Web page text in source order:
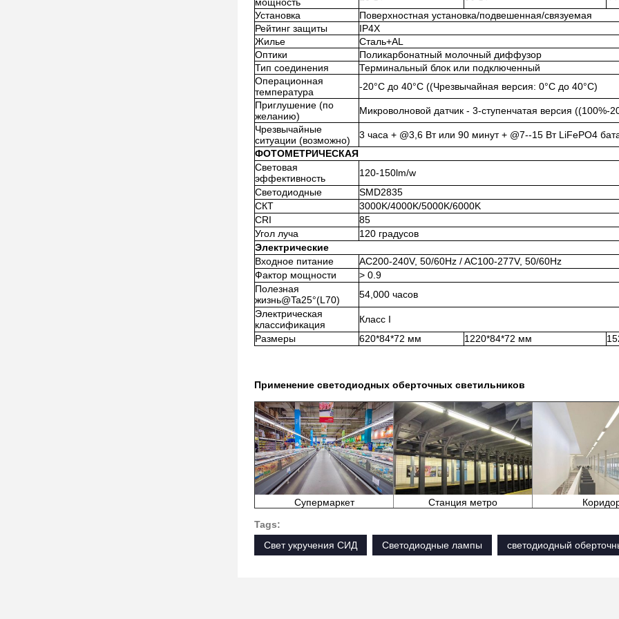
Установка
Поверхностная установка/подвешенная/связуемая
Рейтинг защиты
IP4X
Жилье
Сталь+AL
Оптики
Поликарбонатный молочный диффузор
Тип соединения
Терминальный блок или подключенный
Операционная
температура
-20°C до 40°C ((Чрезвычайная версия: 0°C до 40°C)
Приглушение (по
желанию)
Микроволновой датчик - 3-ступенчатая версия ((100%-
Чрезвычайные
ситуации (возможно)
3 часа + @3,6 Вт или 90 минут + @7--15 Вт LiFePO4
ФОТОМЕТРИЧЕСКАЯ
Световая
эффективность
120-150lm/w
Светодиодные
SMD2835
СКТ
3000K/4000K/5000K/6000K
CRI
85
Угол луча
120 градусов
Электрические
Входное питание
AC200-240V, 50/60Hz / AC100-277V, 50/60Hz
Фактор мощности
> 0.9
Полезная
жизнь@Ta25°(L70)
54,000 часов
Электрическая
классификация
Класс I
Размеры
620*84*72 мм 1220*84*72 мм
Применение светодиодных оберточных светильников
Супермаркет Станция метро
Tags:
Свет укручения СИД
Светодиодные лампы светодиодный